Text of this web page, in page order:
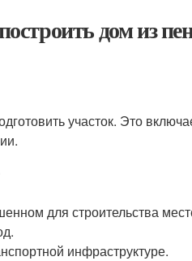
дом из
участок. Это
для строительства
инфраструктуре.